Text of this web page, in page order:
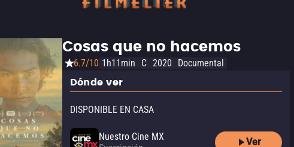
Cosas que no hacemos
6.7/10 1h11min C 2020 Documental
Dónde ver
DISPONIBLE EN CASA
Nuestro Cine MX
Ver